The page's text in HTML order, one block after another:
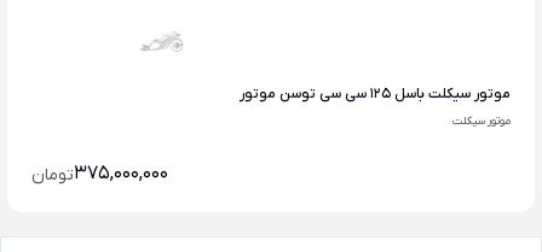
موتور سیکلت باسل 125 سی سی توسن موتور
موتور سیکلت
375,000,000تومان